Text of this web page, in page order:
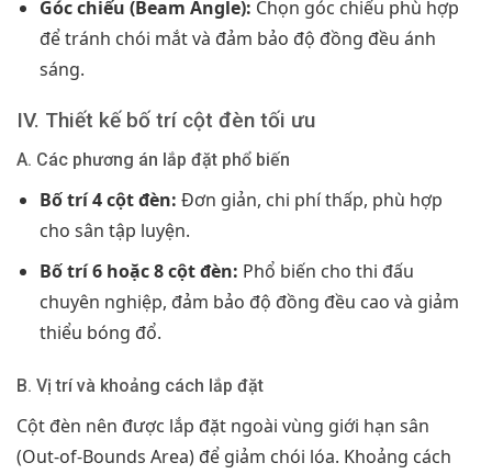
Góc chiếu (Beam Angle): Chọn góc chiếu phù hợp
để tránh chói mắt và đảm bảo độ đồng đều ánh
sáng.
IV. Thiết kế bố trí cột đèn tối ưu
A. Các phương án lắp đặt phổ biến
Bố trí 4 cột đèn: Đơn giản, chi phí thấp, phù hợp
cho sân tập luyện.
Bố trí 6 hoặc 8 cột đèn: Phổ biến cho thi đấu
chuyên nghiệp, đảm bảo độ đồng đều cao và giảm
thiểu bóng đổ.
B. Vị trí và khoảng cách lắp đặt
Cột đèn nên được lắp đặt ngoài vùng giới hạn sân
(Out-of-Bounds Area) để giảm chói lóa. Khoảng cách